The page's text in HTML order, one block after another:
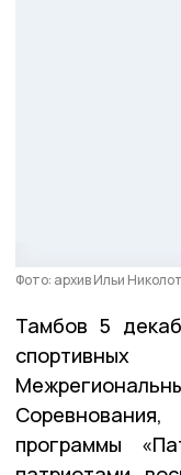
Фото: архив Ильи
Тамбов 5
программы